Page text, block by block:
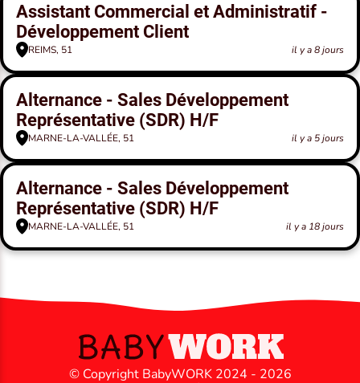
Assistant Commercial et Administratif -
Développement Client
REIMS, 51 il y a 8 jours
Alternance - Sales Développement
Représentative (SDR) H/F
MARNE-LA-VALLÉE, 51 il y a 5 jours
Alternance - Sales Développement
Représentative (SDR) H/F
MARNE-LA-VALLÉE, 51 il y a 18 jours
© Copyright BabyWORK 2024 - 2026